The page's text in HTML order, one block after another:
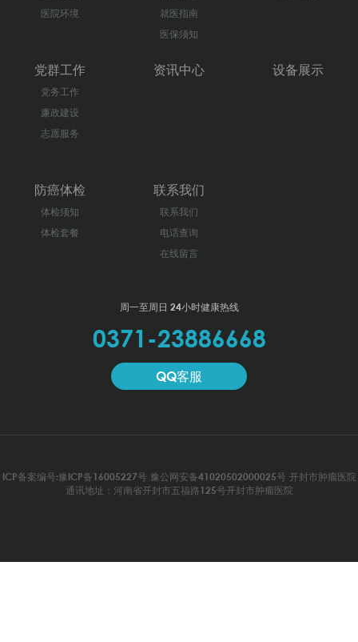
医院环境
就医指南
医保须知
党群工作
党务工作
廉政建设
志愿服务
资讯中心 设备展示
防癌体检
体检须知
体检套餐
联系我们
联系我们
电话查询
在线留言
周一至周日 24小时健康热线
0371-23886668
QQ客服
ICP备案编号:豫ICP备16005227号 豫公网安备41020502000025号 开封市肿瘤医院
通讯地址：河南省开封市五福路125号开封市肿瘤医院